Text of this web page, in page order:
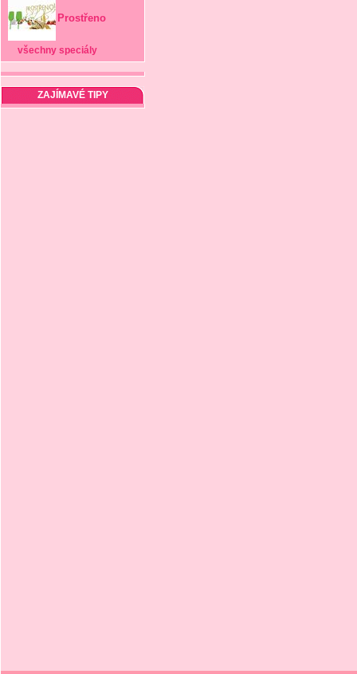
Prostřeno
všechny speciály
ZAJÍMAVÉ TIPY